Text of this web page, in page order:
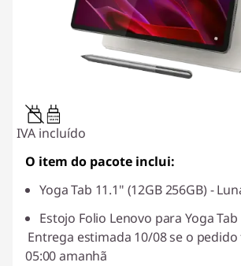
20W-60W
USB PD
IVA incluído
O item do pacote inclui:
Yoga Tab 11.1" (12GB 256GB) -
Estojo Folio Lenovo para Yoga Tab
Entrega estimada 10/08 se o
05:00 amanhã